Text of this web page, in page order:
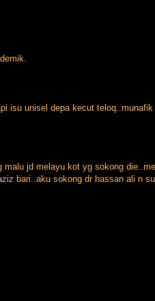
isu unisel depa kecut
jd melayu kot yg sokong
bari..aku sokong dr hassan ali n